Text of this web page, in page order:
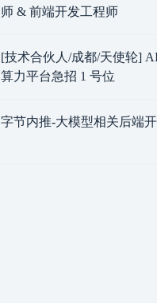
师 & 前端开发工程师
[技术合伙人/成都/天使轮]
算力平台急招 1 号位
字节内推-大模型相关后端